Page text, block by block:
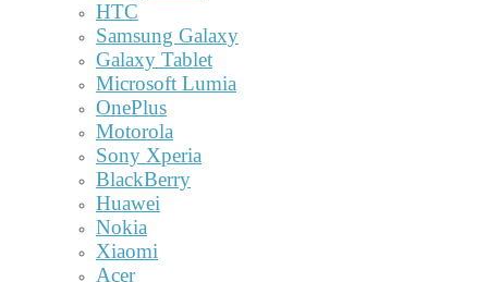
HTC
Samsung Galaxy
Galaxy Tablet
Microsoft Lumia
OnePlus
Motorola
Sony Xperia
BlackBerry
Huawei
Nokia
Xiaomi
Acer